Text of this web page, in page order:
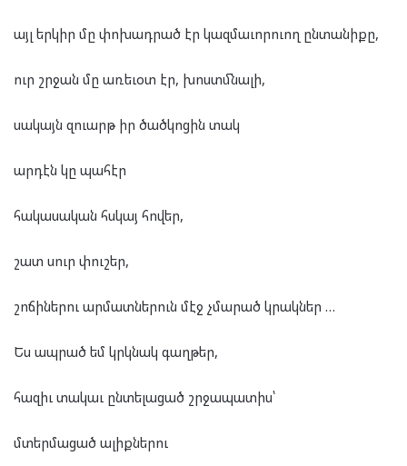
այլ երկիր մը փոխադրած էր կազմաւորուող ընտանիքը,
ուր շրջան մը առեւօտ էր, խոստմնալի,
սակայն զուարթ իր ծածկոցին տակ
արդէն կը պահէր
հակասական հսկայ հովեր,
շատ սուր փուշեր,
շոճիներու արմատներուն մէջ չմարած կրակներ …
Ես ապրած եմ կրկնակ գաղթեր,
հազիւ տակաւ ընտելացած շրջապատիս՝
մտերմացած ալիքներու